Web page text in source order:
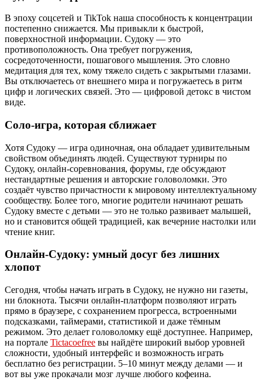
В эпоху соцсетей и TikTok наша способность к концентрации
постепенно снижается. Мы привыкли к быстрой,
поверхностной информации. Судоку — это
противоположность. Она требует погружения,
сосредоточенности, пошагового мышления. Это словно
медитация для тех, кому тяжело сидеть с закрытыми глазами.
Вы отключаетесь от внешнего мира и погружаетесь в ритм
цифр и логических связей. Это — цифровой детокс в чистом
виде.
Соло-игра, которая сближает
Хотя Судоку — игра одиночная, она обладает удивительным
свойством объединять людей. Существуют турниры по
Судоку, онлайн-соревнования, форумы, где обсуждают
нестандартные решения и авторские головоломки. Это
создаёт чувство причастности к мировому интеллектуальному
сообществу. Более того, многие родители начинают решать
Судоку вместе с детьми — это не только развивает малышей,
но и становится общей традицией, как вечерние настолки или
чтение книг.
Онлайн-Судоку: умный досуг без лишних
хлопот
Сегодня, чтобы начать играть в Судоку, не нужно ни газеты,
ни блокнота. Тысячи онлайн-платформ позволяют играть
прямо в браузере, с сохранением прогресса, встроенными
подсказками, таймерами, статистикой и даже тёмным
режимом. Это делает головоломку ещё доступнее. Например,
на портале Tictacoefree вы найдёте широкий выбор уровней
сложности, удобный интерфейс и возможность играть
бесплатно без регистрации. 5–10 минут между делами — и
вот вы уже прокачали мозг лучше любого кофеина.